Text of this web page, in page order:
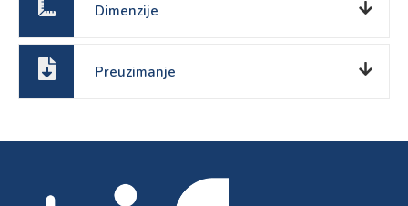
Dimenzije
Preuzimanje